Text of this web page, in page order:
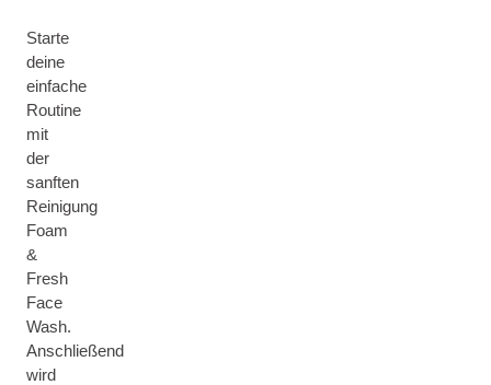
Starte
deine
einfache
Routine
mit
der
sanften
Reinigung
Foam
&
Fresh
Face
Wash.
Anschließend
wird